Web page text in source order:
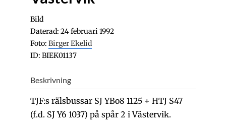
Bild
Daterad: 24 februari 1992
Foto: Birger Ekelid
ID: BIEK01137
Beskrivning
TJF:s rälsbussar SJ YBo8 1125 + HTJ S47
(f.d. SJ Y6 1037) på spår 2 i Västervik.